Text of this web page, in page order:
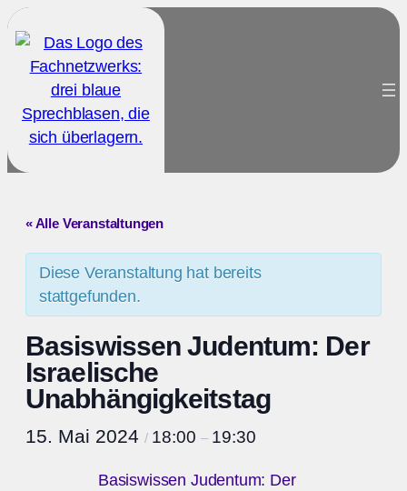
« Alle Veranstaltungen
Diese Veranstaltung hat bereits
stattgefunden.
Basiswissen Judentum: Der
Israelische
Unabhängigkeitstag
15. Mai 2024 / 18:00 – 19:30
Basiswissen Judentum: Der